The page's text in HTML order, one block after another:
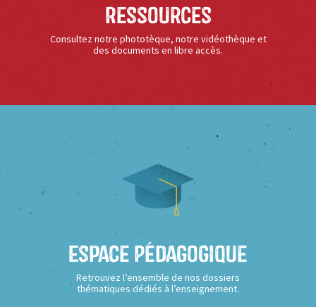
Ressources
Consultez notre phototèque, notre vidéothèque et
des documents en libre accès.
Espace Pédagogique
Retrouvez l’ensemble de nos dossiers
thématiques dédiés à l’enseignement.